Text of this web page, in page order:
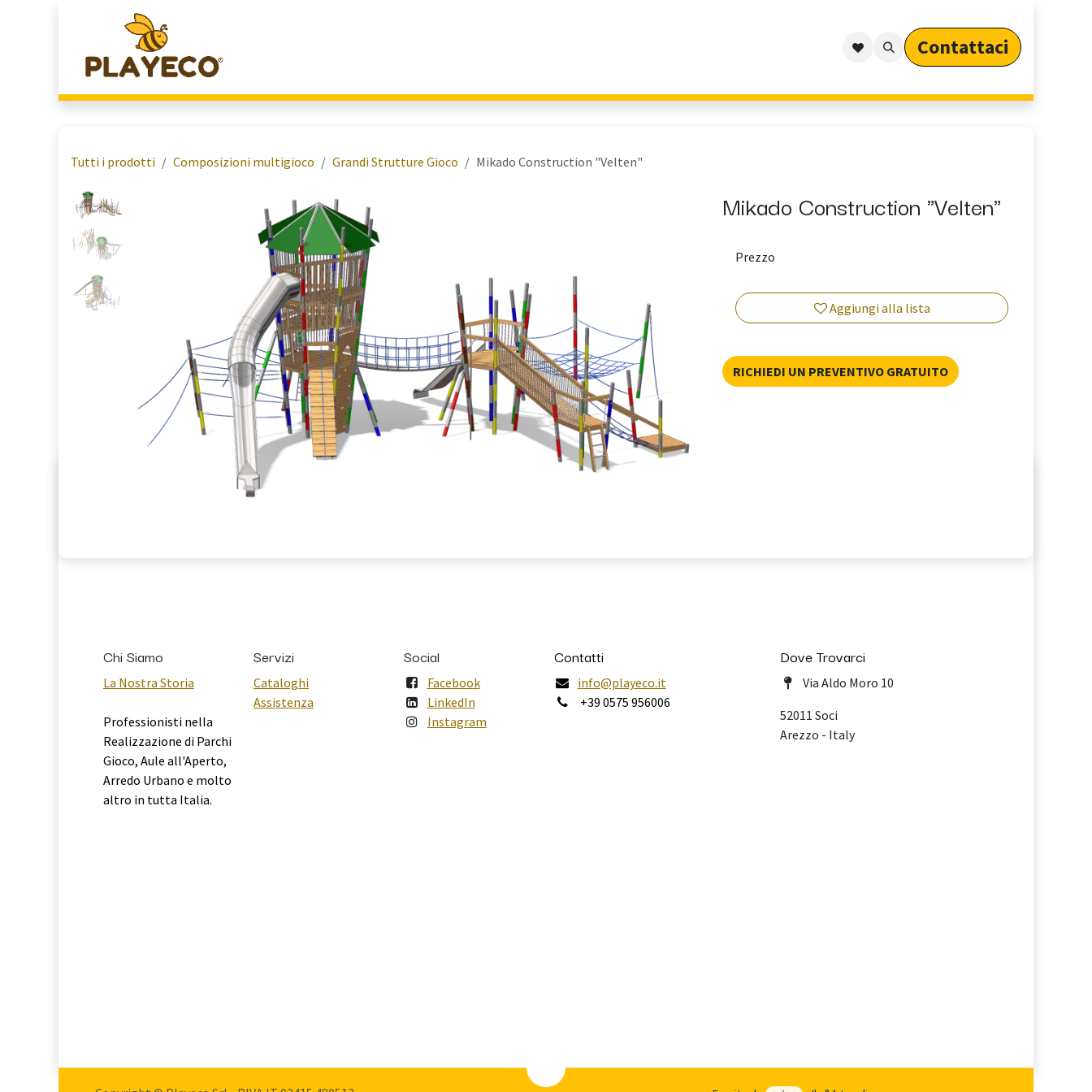
Arredo Outdoor per Privati
Contattaci​​​​​​
Tutti i prodotti Composizioni multigioco Grandi Strutture Gioco Mikado Construction "Velten"
Mikado Construction "Velten"
Aggiungi alla lista
Prezzo
RICHIEDI UN PREVENTIVO GRATUITO
Chi Siamo
La Nostra Storia
Professionisti nella
Realizzazione di Parchi
Gioco, Aule all'Aperto,
Arredo Urbano e molto
altro in tutta Italia.
Servizi
Cataloghi
Assistenza
Social
Facebook
LinkedIn
Instagram
Contatti
info@playeco.it
+39 0575 956006
Dove Trovarci
Via Aldo Moro 10
52011 Soci
Arezzo - Italy